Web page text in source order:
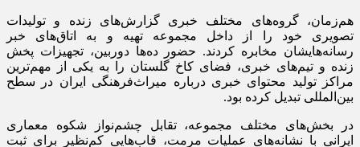
هم‌زمان، گروه‌های مختلف خبری گزارش‌های زنده و تولیدات
تصویری خود را از داخل مجموعه تهیه و به اتاق‌های خبر
رسانه‌هایشان مخابره کردند. حضور ده‌ها دوربین، تجهیزات پخش
زنده و تیم‌های خبری، فضای کاخ گلستان را به یکی از مهم‌ترین
مراکز تولید محتوای خبری درباره میراث‌فرهنگی ایران در سطح
بین‌المللی تبدیل کرده بود.
در بخش‌های مختلف مجموعه، تقابل چشم‌نواز شکوه معماری
ایرانی با نشانه‌های عملیات مرمت، قاب‌هایی کم‌نظیر برای ثبت